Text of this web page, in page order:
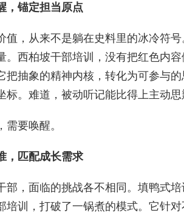
，锚定担当原点
值，从来不是躺在史料里的冰冷符
。西柏坡干部培训，没有把红色内
把抽象的精神内核，转化为可参与
标。难道，被动听记能比得上主动思
需要唤醒。
，匹配成长需求
部，面临的挑战各不相同。填鸭式
培训，打破了一锅煮的模式。它针